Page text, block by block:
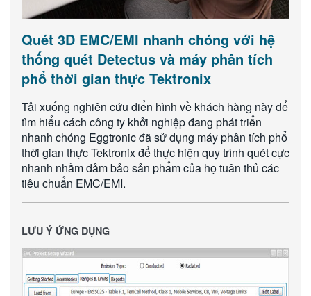
Quét 3D EMC/EMI nhanh chóng với hệ
thống quét Detectus và máy phân tích
phổ thời gian thực Tektronix
Tải xuống nghiên cứu điển hình về khách hàng này để
tìm hiểu cách công ty khởi nghiệp đang phát triển
nhanh chóng Eggtronic đã sử dụng máy phân tích phổ
thời gian thực Tektronix để thực hiện quy trình quét cực
nhanh nhằm đảm bảo sản phẩm của họ tuân thủ các
tiêu chuẩn EMC/EMI.
LƯU Ý ỨNG DỤNG